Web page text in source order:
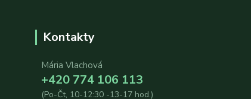
Kontakty
Mária Vlachová
+420 774 106 113
(Po-Čt, 10-12:30 -13-17 hod.)